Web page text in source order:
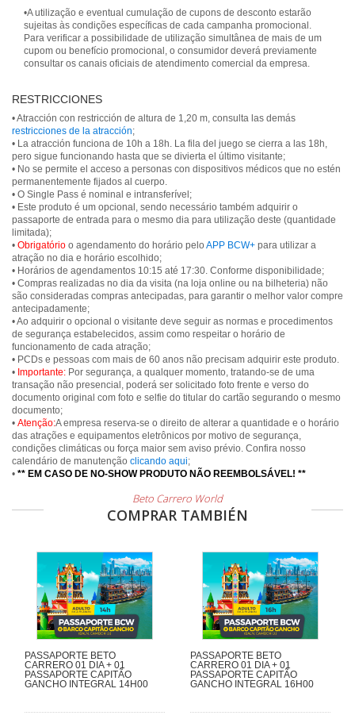
•A utilização e eventual cumulação de cupons de desconto estarão
sujeitas às condições específicas de cada campanha promocional.
Para verificar a possibilidade de utilização simultânea de mais de um
cupom ou benefício promocional, o consumidor deverá previamente
consultar os canais oficiais de atendimento comercial da empresa.
RESTRICCIONES
• Atracción con restricción de altura de 1,20 m, consulta las demás
restricciones de la atracción;
• La atracción funciona de 10h a 18h. La fila del juego se cierra a las 18h,
pero sigue funcionando hasta que se divierta el último visitante;
• No se permite el acceso a personas con dispositivos médicos que no estén
permanentemente fijados al cuerpo.
• O Single Pass é nominal e intransferível;
• Este produto é um opcional, sendo necessário também adquirir o
passaporte de entrada para o mesmo dia para utilização deste (quantidade
limitada);
• Obrigatório o agendamento do horário pelo APP BCW+ para utilizar a
atração no dia e horário escolhido;
• Horários de agendamentos 10:15 até 17:30. Conforme disponibilidade;
• Compras realizadas no dia da visita (na loja online ou na bilheteria) não
são consideradas compras antecipadas, para garantir o melhor valor compre
antecipadamente;
• Ao adquirir o opcional o visitante deve seguir as normas e procedimentos
de segurança estabelecidos, assim como respeitar o horário de
funcionamento de cada atração;
• PCDs e pessoas com mais de 60 anos não precisam adquirir este produto.
• Importante: Por segurança, a qualquer momento, tratando-se de uma
transação não presencial, poderá ser solicitado foto frente e verso do
documento original com foto e selfie do titular do cartão segurando o mesmo
documento;
• Atenção:A empresa reserva-se o direito de alterar a quantidade e o horário
das atrações e equipamentos eletrônicos por motivo de segurança,
condições climáticas ou força maior sem aviso prévio. Confira nosso
calendário de manutenção clicando aqui;
• ** EM CASO DE NO-SHOW PRODUTO NÃO REEMBOLSÁVEL! **
Beto Carrero World
COMPRAR TAMBIÉN
PASSAPORTE BETO
CARRERO 01 DIA + 01
PASSAPORTE CAPITÃO
GANCHO INTEGRAL 14H00
PASSAPORTE BETO
CARRERO 01 DIA + 01
PASSAPORTE CAPITÃO
GANCHO INTEGRAL 16H00